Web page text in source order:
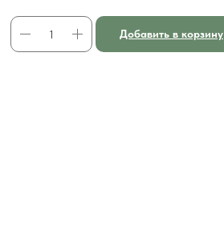
Добавить в корзину